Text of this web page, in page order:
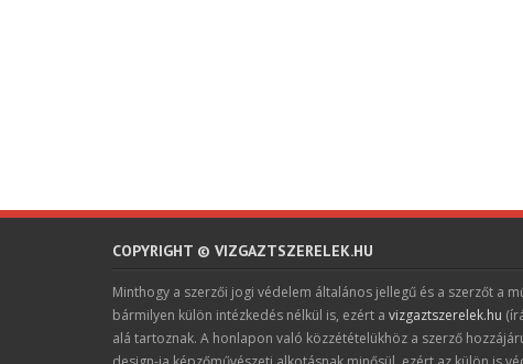
COPYRIGHT © VIZGAZTSZERELEK.HU
Minthogy a szerzői jogi védelem általános jellegű és a szerzőt a
bármilyen külön intézkedés nélkül is, ezért a vizgaztszerelek.hu
alá tartoznak. A honlapon való közzétételükhöz a szerző